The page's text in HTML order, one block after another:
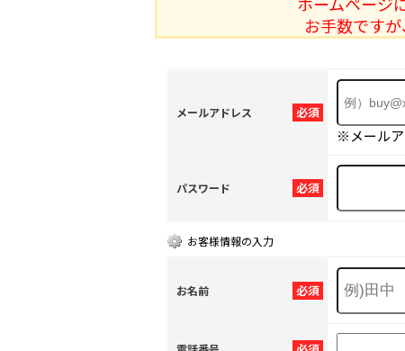
お手数です
必須
メールアドレス
※メールア
必須
パスワード
お客様情報の入力
必須
お名前